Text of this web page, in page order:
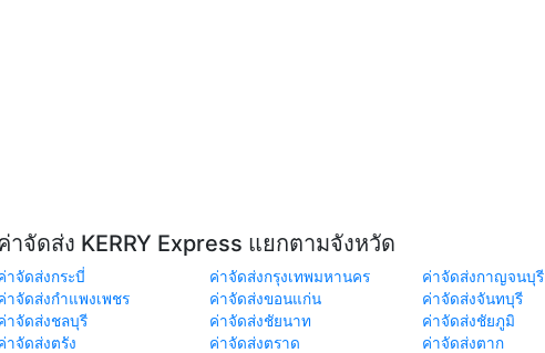
าจัดส่ง KERRY Express แยกตามจังหวัด
าจัดส่งกระบี่ ค่าจัดส่งกรุงเทพมหานคร ค่าจัดส่งกาญจนบุรี
าจัดส่งกำแพงเพชร
ค่าจัดส่งขอนแก่น ค่าจัดส่งจันทบุรี
าจัดส่งชลบุรี
ค่าจัดส่งชัยนาท ค่าจัดส่งชัยภูมิ
าจัดส่งตรัง
ค่าจัดส่งตราด ค่าจัดส่งตาก